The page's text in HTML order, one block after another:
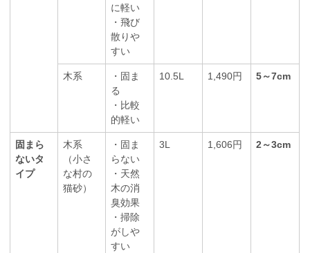
に軽い
・飛び
散りや
すい
木系
・固ま
る
・比較
的軽い
10.5L 1,490円 5～7cm
固まら
ないタ
イプ
木系
（小さ
な村の
猫砂）
・固ま
らない
・天然
木の消
臭効果
・掃除
がしや
すい
3L 1,606円 2～3cm